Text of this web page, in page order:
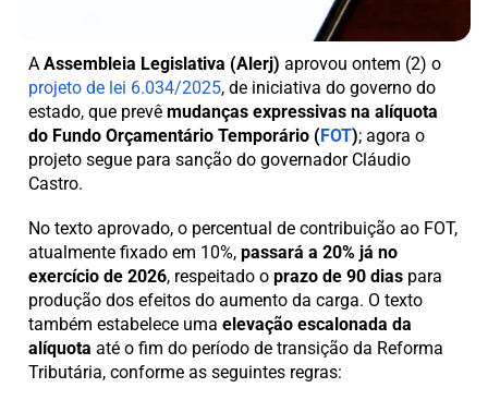
A Assembleia Legislativa (Alerj) aprovou ontem (2) o
projeto de lei 6.034/2025, de iniciativa do governo do
estado, que prevê mudanças expressivas na alíquota
do Fundo Orçamentário Temporário (FOT); agora o
projeto segue para sanção do governador Cláudio
Castro.
No texto aprovado, o percentual de contribuição ao FOT,
atualmente fixado em 10%, passará a 20% já no
exercício de 2026, respeitado o prazo de 90 dias para
produção dos efeitos do aumento da carga. O texto
também estabelece uma elevação escalonada da
alíquota até o fim do período de transição da Reforma
Tributária, conforme as seguintes regras: